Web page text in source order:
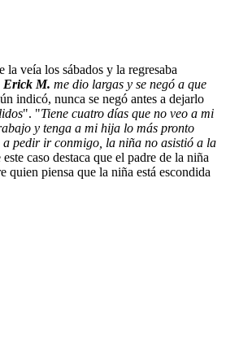
veía los sábados y la regresaba
Erick M. me dio largas y se negó a que
indicó, nunca se negó antes a dejarlo
". "Tiene cuatro días que no veo a mi
y tenga a mi hija lo más pronto
a pedir ir conmigo, la niña no asistió a la
este caso destaca que el padre de la niña
quien piensa que la niña está escondida